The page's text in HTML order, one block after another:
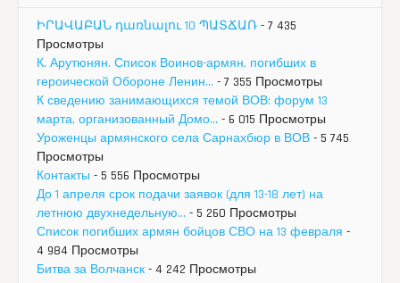
ԻՐԱՎԱԲԱՆ դառնալու 10 ՊԱՏՃԱՌ - 7 435
Просмотры
К. Арутюнян. Список Воинов-армян, погибших в
героической Обороне Ленин... - 7 355 Просмотры
К сведению занимающихся темой ВОВ: форум 13
марта, организованный Домо... - 6 015 Просмотры
Уроженцы армянского села Сарнахбюр в ВОВ - 5 745
Просмотры
Контакты - 5 556 Просмотры
До 1 апреля срок подачи заявок (для 13-18 лет) на
летнюю двухнедельную... - 5 260 Просмотры
Список погибших армян бойцов СВО на 13 февраля -
4 984 Просмотры
Битва за Волчанск - 4 242 Просмотры